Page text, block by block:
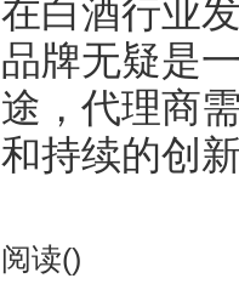
在白酒行业
品牌无疑是
途，代理商
和持续的创
阅读()